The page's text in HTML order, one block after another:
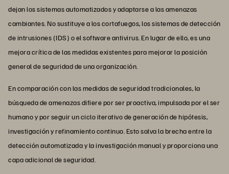
dejan los sistemas automatizados y adaptarse a las amenazas
cambiantes. No sustituye a los cortafuegos, los sistemas de detección
de intrusiones (IDS) o el software antivirus. En lugar de ello, es una
mejora crítica de las medidas existentes para mejorar la posición
general de seguridad de una organización.
En comparación con las medidas de seguridad tradicionales, la
búsqueda de amenazas difiere por ser proactiva, impulsada por el ser
humano y por seguir un ciclo iterativo de generación de hipótesis,
investigación y refinamiento continuo. Esto salva la brecha entre la
detección automatizada y la investigación manual y proporciona una
capa adicional de seguridad.